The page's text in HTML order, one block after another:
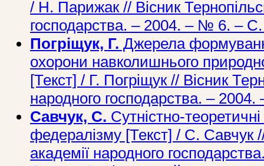
/ Н. Парижак // Вісник
господарства. – 2004. – № 6. –
Погріщук, Г. Джерела
охорони навколишнього
[Текст] / Г. Погріщук // Вісник
народного господарства. –
Савчук, С. Сутністно-
федералізму [Текст] / С. Савчук
академії народного